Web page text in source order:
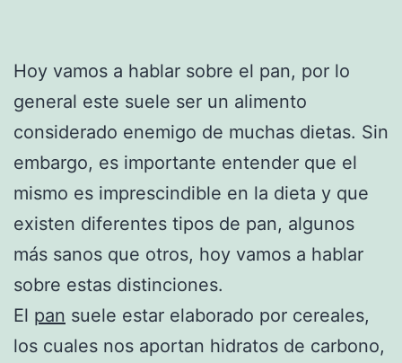
Hoy vamos a hablar sobre el pan, por lo
general este suele ser un alimento
considerado enemigo de muchas dietas. Sin
embargo, es importante entender que el
mismo es imprescindible en la dieta y que
existen diferentes tipos de pan, algunos
más sanos que otros, hoy vamos a hablar
sobre estas distinciones.
El pan suele estar elaborado por cereales,
los cuales nos aportan hidratos de carbono,